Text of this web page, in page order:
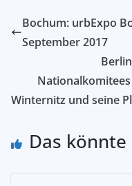
Bochum: urbExpo
September 2017
Winternitz und seine
Das